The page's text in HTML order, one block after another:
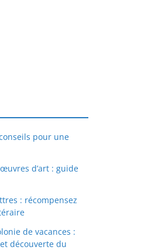
pour une
d’art : guide
: récompensez
de vacances :
découverte du